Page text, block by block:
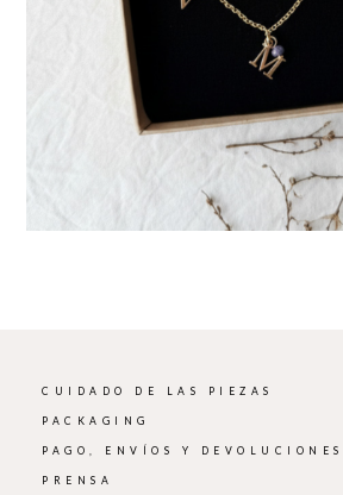
CUIDADO DE LAS PIEZAS
PACKAGING
PAGO, ENVÍOS Y DEVOLUCIONES
PRENSA